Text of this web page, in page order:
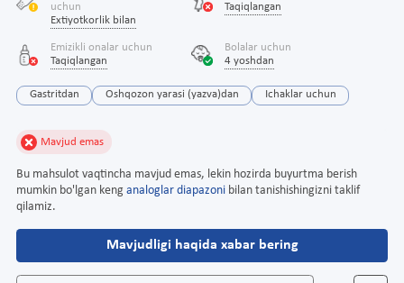
uchun
Extiyotkorlik bilan
Taqiqlangan
Emizikli onalar uchun
Taqiqlangan
Bolalar uchun
4 yoshdan
Gastritdan Oshqozon yarasi (yazva)dan Ichaklar uchun
Mavjud emas
Bu mahsulot vaqtincha mavjud emas, lekin hozirda buyurtma berish
mumkin bo'lgan keng analoglar diapazoni bilan tanishishingizni taklif
qilamiz.
Mavjudligi haqida xabar bering